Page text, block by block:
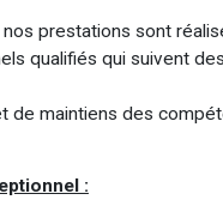
nos prestations sont
qualifiés qui suivent
de maintiens des
: